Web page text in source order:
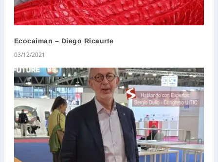
Ecocaiman – Diego Ricaurte
03/12/2021